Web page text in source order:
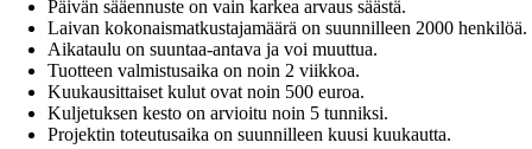
Päivän sääennuste on vain karkea arvaus säästä.
Laivan kokonaismatkustajamäärä on suunnilleen 2000 henkilöä.
Aikataulu on suuntaa-antava ja voi muuttua.
Tuotteen valmistusaika on noin 2 viikkoa.
Kuukausittaiset kulut ovat noin 500 euroa.
Kuljetuksen kesto on arvioitu noin 5 tunniksi.
Projektin toteutusaika on suunnilleen kuusi kuukautta.